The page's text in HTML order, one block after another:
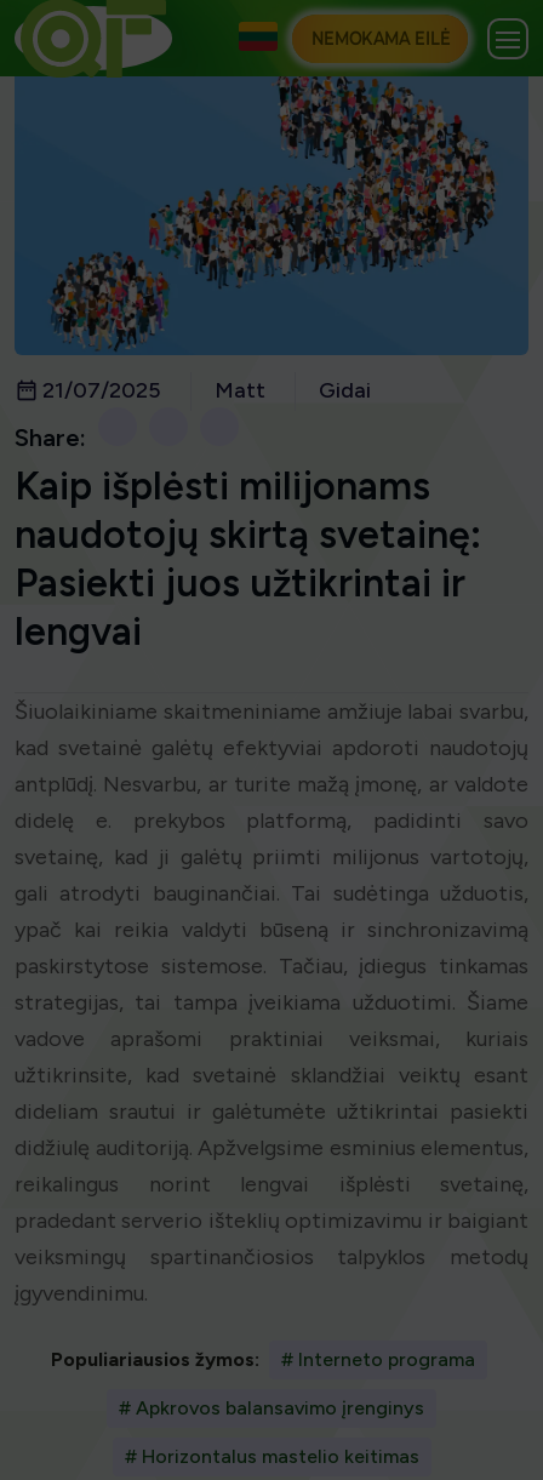
NEMOKAMA EILĖ
21/07/2025 Matt Gidai
Share:
Kaip išplėsti milijonams
naudotojų skirtą svetainę:
Pasiekti juos užtikrintai ir
lengvai
Šiuolaikiniame skaitmeniniame amžiuje labai svarbu,
kad svetainė galėtų efektyviai apdoroti naudotojų
antplūdį. Nesvarbu, ar turite mažą įmonę, ar valdote
didelę e. prekybos platformą, padidinti savo
svetainę, kad ji galėtų priimti milijonus vartotojų,
gali atrodyti bauginančiai. Tai sudėtinga užduotis,
ypač kai reikia valdyti būseną ir sinchronizavimą
paskirstytose sistemose. Tačiau, įdiegus tinkamas
strategijas, tai tampa įveikiama užduotimi. Šiame
vadove aprašomi praktiniai veiksmai, kuriais
užtikrinsite, kad svetainė sklandžiai veiktų esant
dideliam srautui ir galėtumėte užtikrintai pasiekti
didžiulę auditoriją. Apžvelgsime esminius elementus,
reikalingus norint lengvai išplėsti svetainę,
pradedant serverio išteklių optimizavimu ir baigiant
veiksmingų spartinančiosios talpyklos metodų
įgyvendinimu.
Populiariausios žymos: # Interneto programa
# Apkrovos balansavimo įrenginys
# Horizontalus mastelio keitimas